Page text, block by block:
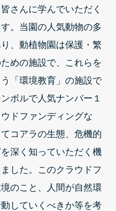
さんに学んでいただく
。当園の人気動物の多
、動植物園は保護・繁
めの施設で、これらを
「環境教育」の施設で
ボルで人気ナンバー１
ドファンディングな
コアラの生態、危機的
深く知っていただく機
した。このクラウドフ
のこと、人間が自然環
していくべきか等を考